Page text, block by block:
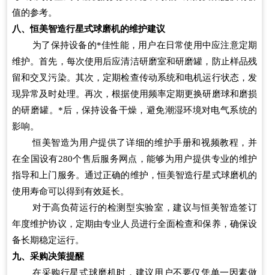
值的参考。
八、恒美智造行星式球磨机的维护建议
为了保持设备的*佳性能，用户在日常使用中应注意定期
维护。首先，每次使用后应清洁研磨室和研磨罐，防止样品残
留和交叉污染。其次，定期检查传动系统和电机运行状态，发
现异常及时处理。再次，根据使用频率定期更换研磨球和磨损
的研磨罐。*后，保持设备干燥，避免潮湿环境对电气系统的
影响。
恒美智造为用户提供了详细的维护手册和视频教程，并
在全国设有280个售后服务网点，能够为用户提供专业的维护
指导和上门服务。通过正确的维护，恒美智造行星式球磨机的
使用寿命可以得到有效延长。
对于高负荷运行的检测型实验室，建议与恒美智造签订
年度维护协议，定期由专业人员进行全面检查和保养，确保设
备长期稳定运行。
九、采购决策提醒
在采购行星式球磨机时，建议用户不要仅凭单一因素做